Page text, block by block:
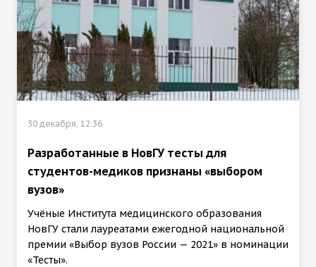
30 декабря, 12:36
Разработанные в НовГУ тесты для
студентов-медиков признаны «выбором
вузов»
Учёные Института медицинского образования
НовГУ стали лауреатами ежегодной национальной
премии «Выбор вузов России — 2021» в номинации
«Тесты».